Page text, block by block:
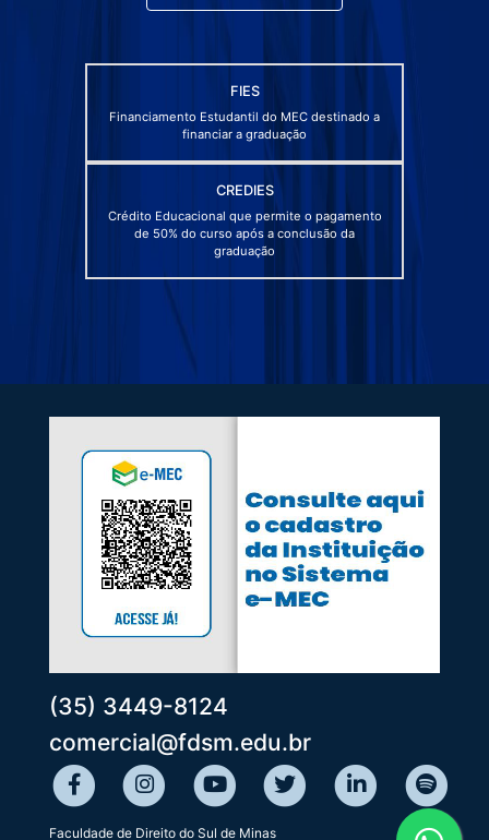
FIES
Financiamento Estudantil do MEC destinado a
financiar a graduação
CREDIES
Crédito Educacional que permite o pagamento
de 50% do curso após a conclusão da
graduação
(35) 3449-8124
comercial@fdsm.edu.br
Faculdade de Direito do Sul de Minas